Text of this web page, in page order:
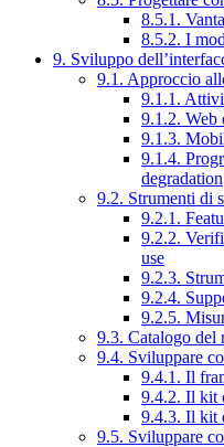
8.5.1.
8.5.2. I
9. Sviluppo
9.1. Approccio
9.1.1.
9.1.2. Web
9.1.3.
9.1.4.
degradation
9.2. Strumenti di
9.2.1.
9.2.2.
use
9.2.3.
9.2.4.
9.2.5.
9.3. Catalogo del
9.4. Sviluppare
9.4.1. Il
9.4.2. Il kit
9.4.3. Il kit
9.5. Sviluppare